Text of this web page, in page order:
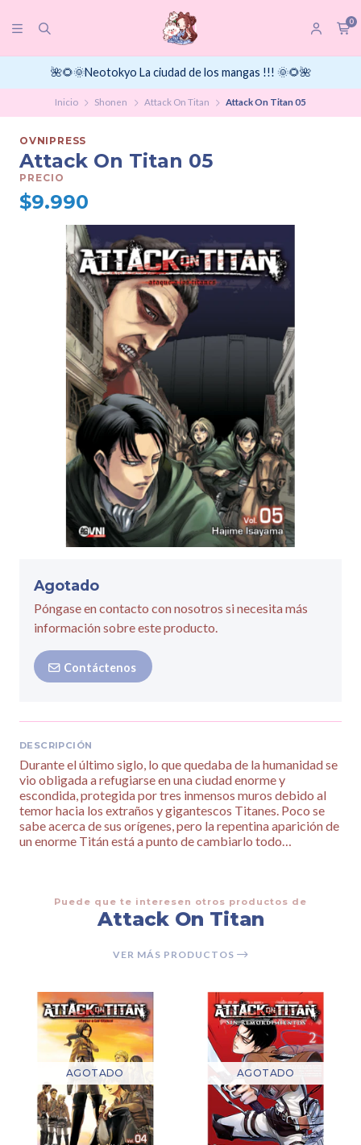
0
🌺🌻🌞Neotokyo La ciudad de los mangas !!! 🌞🌻🌺
Inicio Shonen Attack On Titan Attack On Titan 05
OVNIPRESS
Attack On Titan 05
PRECIO
$9.990
Agotado
Póngase en contacto con nosotros si necesita más
información sobre este producto.
Contáctenos
DESCRIPCIÓN
Durante el último siglo, lo que quedaba de la humanidad se
vio obligada a refugiarse en una ciudad enorme y
escondida, protegida por tres inmensos muros debido al
temor hacia los extraños y gigantescos Titanes. Poco se
sabe acerca de sus orígenes, pero la repentina aparición de
un enorme Titán está a punto de cambiarlo todo…
Puede que te interesen otros productos de
Attack On Titan
VER MÁS PRODUCTOS
AGOTADO AGOTADO